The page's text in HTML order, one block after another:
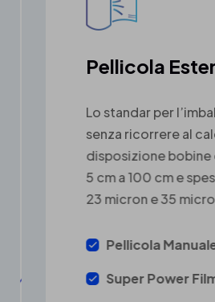
Pellicola
Lo standar per
senza ricorrere al
disposizione bobine
5 cm a 100 cm e
23 micron e 35 micron.
Pellicola Manuale |
Super Power Film